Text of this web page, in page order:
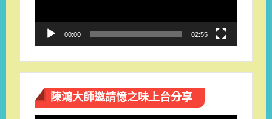
00:00 02:55
陳鴻大師邀請憶之味上台分享